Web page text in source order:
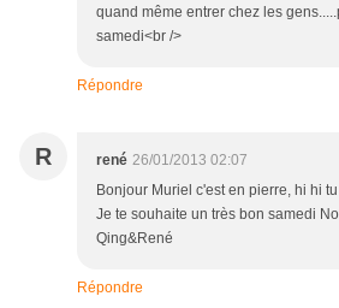
quand même entrer chez les
samedi<br />
Répondre
R rené 26/01/2013 02:07
Bonjour Muriel c'est en pierre, hi hi
Je te souhaite un très bon samedi
Qing&René
Répondre